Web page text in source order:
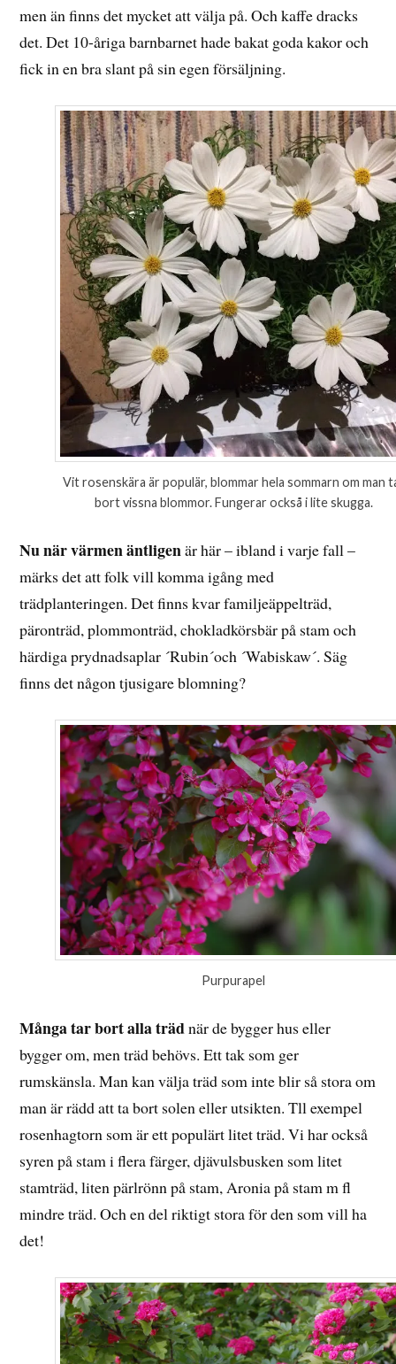
men än finns det mycket att välja på. Och kaffe dracks
det. Det 10-åriga barnbarnet hade bakat goda kakor och
fick in en bra slant på sin egen försäljning.
Vit rosenskära är populär, blommar hela sommarn om man
bort vissna blommor. Fungerar också i lite skugga.
Nu när värmen äntligenär här – ibland i varje fall –
märks det att folk vill komma igång med
trädplanteringen. Det finns kvar familjeäppelträd,
päronträd, plommonträd, chokladkörsbär på stam och
härdiga prydnadsaplar ´Rubin´och ´Wabiskaw´. Säg
finns det någon tjusigare blomning?
Purpurapel
Många tar bort alla trädnär de bygger hus eller
bygger om, men träd behövs. Ett tak som ger
rumskänsla. Man kan välja träd som inte blir så stora om
man är rädd att ta bort solen eller utsikten. Tll exempel
rosenhagtorn som är ett populärt litet träd. Vi har också
syren på stam i flera färger, djävulsbusken som litet
stamträd, liten pärlrönn på stam, Aronia på stam m fl
mindre träd. Och en del riktigt stora för den som vill ha
det!